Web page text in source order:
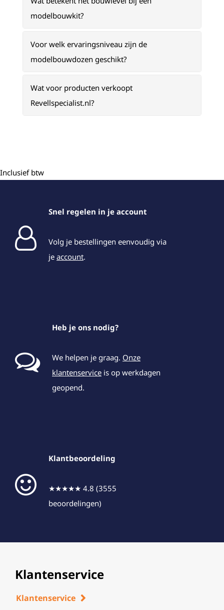
modelbouwkit?
Voor welk ervaringsniveau zijn de
modelbouwdozen geschikt?
Wat voor producten verkoopt
Revellspecialist.nl?
Inclusief btw
Snel regelen in je account
Volg je bestellingen eenvoudig via
je account.
Heb je ons nodig?
We helpen je graag. Onze
klantenservice is op werkdagen
geopend.
Klantbeoordeling
★★★★★ 4.8 (3555
beoordelingen)
Klantenservice
Klantenservice